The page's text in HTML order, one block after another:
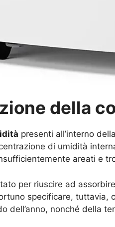
della
presenti all’interno
di umidità
areati e
per riuscire ad
specificare, tuttavia,
dell’anno, nonché della